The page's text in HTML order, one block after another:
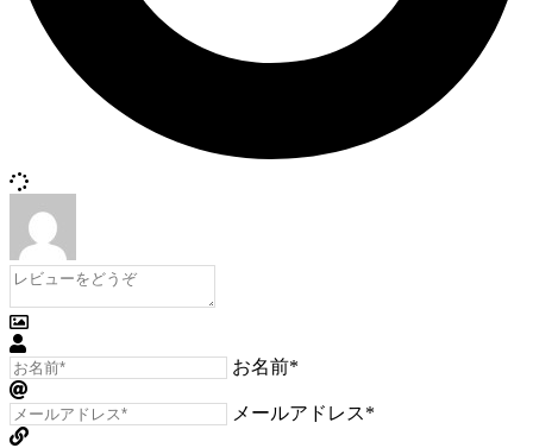
お名前*
メールアドレス*